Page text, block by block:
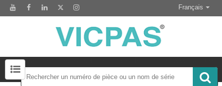
Français
Écrans tactiles-Claviers-Écrans et plus Rechercher 50000 Inventaire